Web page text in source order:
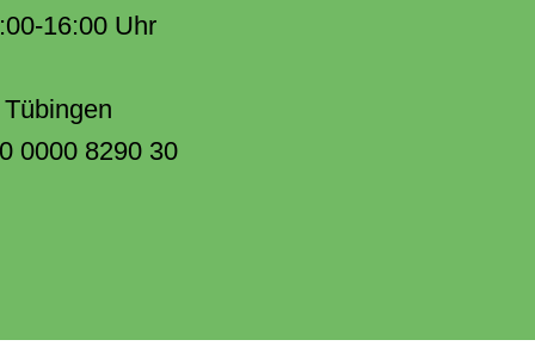
16:00 Uhr
0000 8290 30